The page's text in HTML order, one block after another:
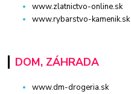
www.zlatnictvo-online.sk
www.rybarstvo-kamenik.sk
DOM, ZÁHRADA
www.dm-drogeria.sk